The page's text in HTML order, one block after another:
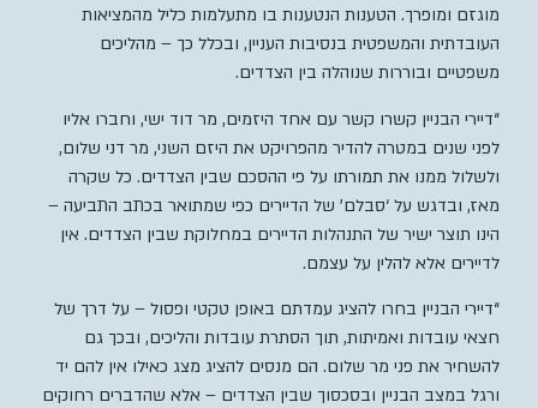
מוגזם ומופרך. הטענות הנטענות בו מתעלמות כליל מהמציאות
העובדתית והמשפטית בנסיבות העניין, ובכלל כך – מהליכים
משפטיים ובוררות שנוהלה בין הצדדים.
“דיירי הבניין קשרו קשר עם אחד היזמים, מר דוד ישי, וחברו אליו
לפני שנים במטרה להדיר מהפרויקט את היזם השני, מר דני שלום,
ולשלול ממנו את תמורתו על פי ההסכם שבין הצדדים. כל שקרה
מאז, ובדגש על ‘סבלם’ של הדיירים כפי שמתואר בכתב התביעה –
הינו תוצר ישיר של התנהלות הדיירים במחלוקת שבין הצדדים. אין
לדיירים אלא להלין על עצמם.
“דיירי הבניין בחרו להציג עמדתם באופן טקטי ופסול – על דרך של
חצאי עובדות ואמיתות, תוך הסתרת עובדות והליכים, ובכך גם
להשחיר את פני מר שלום. הם מנסים להציג מצג כאילו אין להם יד
ורגל במצב הבניין ובסכסוך שבין הצדדים – אלא שהדברים רחוקים